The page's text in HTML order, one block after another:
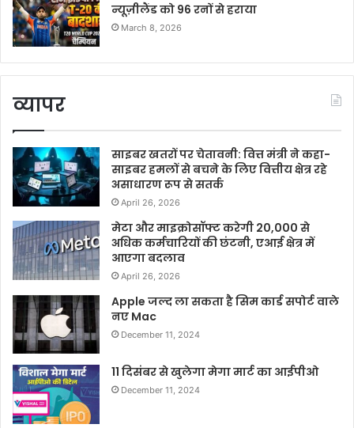
न्यूज़ीलैंड को 96 रनों से हराया
March 8, 2026
व्यापर
साइबर खतरों पर चेतावनी: वित्त मंत्री ने कहा-
साइबर हमलों से बचने के लिए वित्तीय क्षेत्र रहे
असाधारण रूप से सतर्क
April 26, 2026
मेटा और माइक्रोसॉफ्ट करेगी 20,000 से
अधिक कर्मचारियों की छंटनी, एआई क्षेत्र में
आएगा बदलाव
April 26, 2026
Apple जल्द ला सकता है सिम कार्ड सपोर्ट वाले
नए Mac
December 11, 2024
11 दिसंबर से खुलेगा मेगा मार्ट का आईपीओ
December 11, 2024